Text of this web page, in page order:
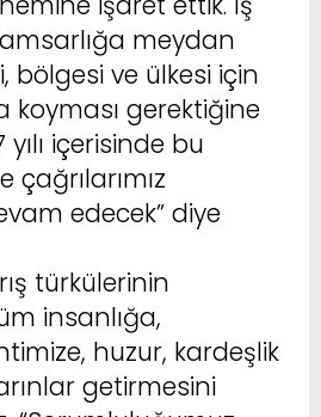
meydan
bölgesi ve ülkesi için
koyması gerektiğine
içerisinde bu
çağrılarımız
edecek” diye
türkülerinin
insanlığa,
huzur, kardeşlik
getirmesini